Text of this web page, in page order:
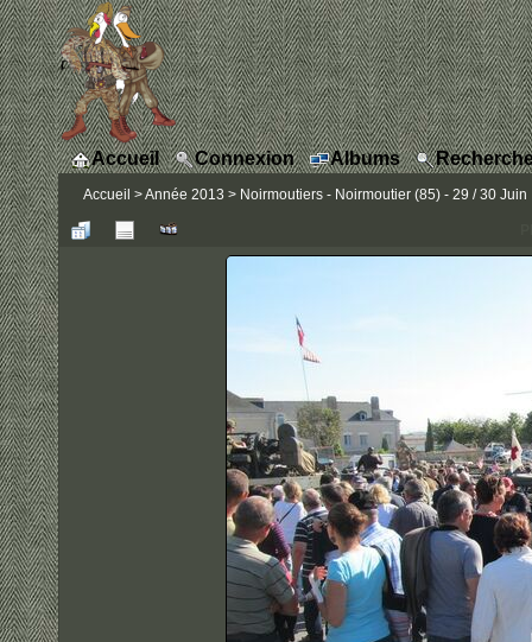
Accueil Connexion Albums
Accueil >Année 2013 > Noirmoutiers - Noirmoutier (85) - 29 / 30 Juin